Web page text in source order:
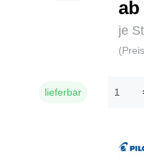
ab
je
lieferbar